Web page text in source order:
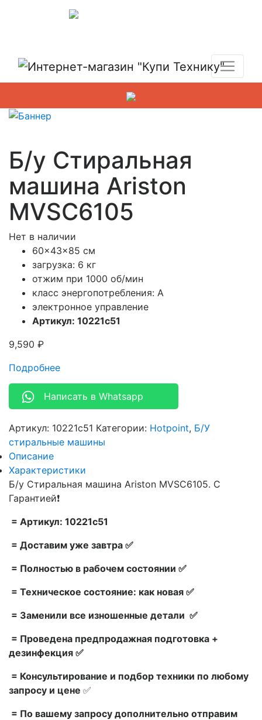
Б/у Стиральная
машина Ariston
MVSC6105
Нет в наличии
60x43x85 см
загрузка: 6 кг
отжим при 1000 об/мин
класс энергопотребления: A
электронное управление
Артикул: 10221c51
9,590 ₽
Подробнее
Написать в Whatsapp
Артикул: 10221c51 Категории: Hotpoint, Б/У
стиральные машины
Описание
Характеристики
Б/у Стиральная машина Ariston MVSC6105. С
Гарантией❗
= Артикул: 10221c51
= Доставим уже завтра ✅
= Полностью в рабочем состоянии ✅
= Техническое состояние: как новая ✅
= Заменили все изношенные детали ✅
= Проведена предпродажная подготовка +
дезинфекция ✅
= Консультирование и подбор техники по любому
запросу и цене ✅
= По вашему запросу дополнительно отправим